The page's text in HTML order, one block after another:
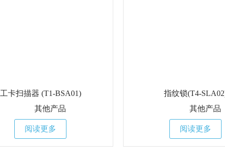
工卡扫描器 (T1-BSA01)
其他产品
阅读更多
指纹锁(T4-
其他产品
阅读更多